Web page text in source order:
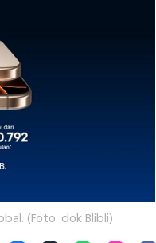
(Foto: dok Blibli)